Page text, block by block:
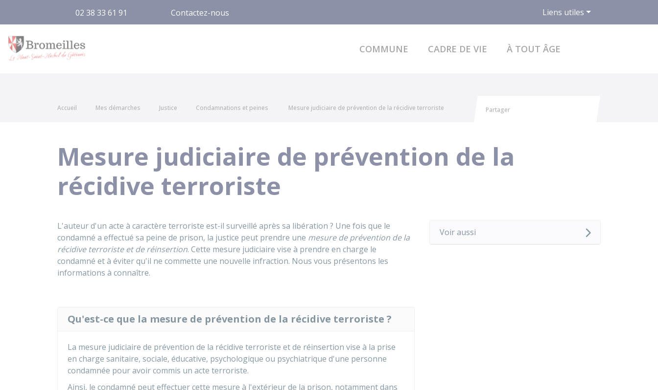
02 38 33 61 91 Contactez-nous Liens utiles
COMMUNE CADRE DE VIE À TOUT ÂGE
Accueil Mes démarches Justice Condamnations et peines Mesure judiciaire de prévention de la récidive terroriste Partager
Mesure judiciaire de prévention de la
récidive terroriste
L'auteur d'un acte à caractère terroriste est-il surveillé après sa libération ? Une fois que le
condamné a effectué sa peine de prison, la justice peut prendre une mesure de prévention de la
récidive terroriste et de réinsertion. Cette mesure judiciaire vise à prendre en charge le
condamné et à éviter qu'il ne commette une nouvelle infraction. Nous vous présentons les
informations à connaître.
Qu'est-ce que la mesure de prévention de la récidive terroriste ?
La mesure judiciaire de prévention de la récidive terroriste et de réinsertion vise à la prise
en charge sanitaire, sociale, éducative, psychologique ou psychiatrique d'une personne
condamnée pour avoir commis un acte terroriste.
Ainsi, le condamné peut effectuer cette mesure à l'extérieur de la prison, notamment dans
Voir aussi